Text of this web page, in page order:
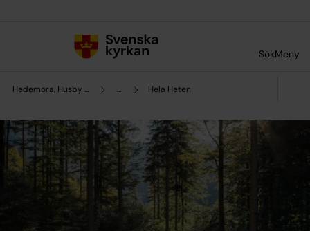
SökMeny
Hedemora, Husby och Garpenbergs församling ... Hela Heten